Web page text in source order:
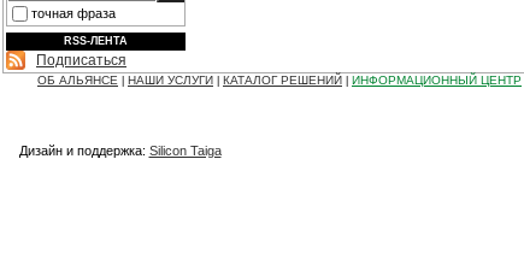
точная фраза
RSS-ЛЕНТА
Подписаться
ОБ АЛЬЯНСЕ НАШИ УСЛУГИ КАТАЛОГ РЕШЕНИЙ ИНФОРМАЦИОННЫЙ ЦЕНТР
Дизайн и поддержка: Silicon Taiga